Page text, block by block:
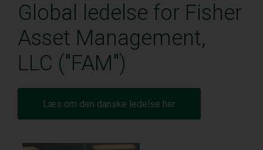
Global ledelse for Fisher
Asset Management,
LLC ("FAM")
Læs om den danske ledelse her